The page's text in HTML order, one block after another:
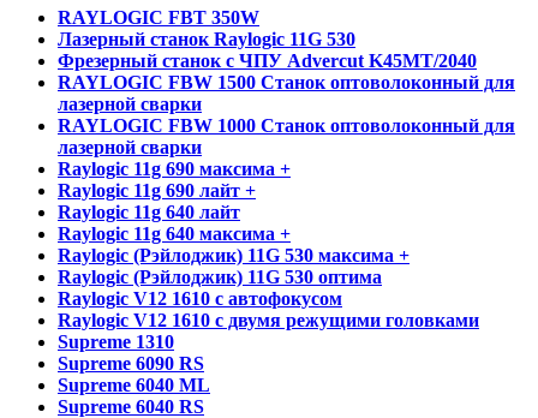
RAYLOGIC FBT 350W
Лазерный станок Raylogic 11G 530
Фрезерный станок с ЧПУ Advercut K45MT/2040
RAYLOGIC FBW 1500 Станок оптоволоконный для
лазерной сварки
RAYLOGIC FBW 1000 Станок оптоволоконный для
лазерной сварки
Raylogic 11g 690 максима +
Raylogic 11g 690 лайт +
Raylogic 11g 640 лайт
Raylogic 11g 640 максима +
Raylogic (Рэйлоджик) 11G 530 максима +
Raylogic (Рэйлоджик) 11G 530 оптима
Raylogic V12 1610 с автофокусом
Raylogic V12 1610 с двумя режущими головками
Supreme 1310
Supreme 6090 RS
Supreme 6040 ML
Supreme 6040 RS